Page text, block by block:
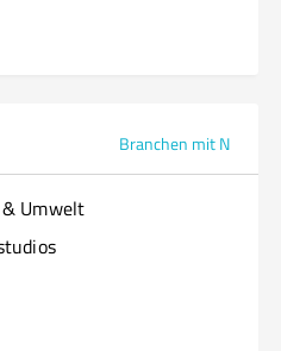
Branchen mit N
Umwelt